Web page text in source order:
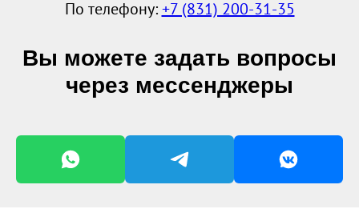
По телефону:+7 (831) 200-31-35
Вы можете задать вопросы
через мессенджеры